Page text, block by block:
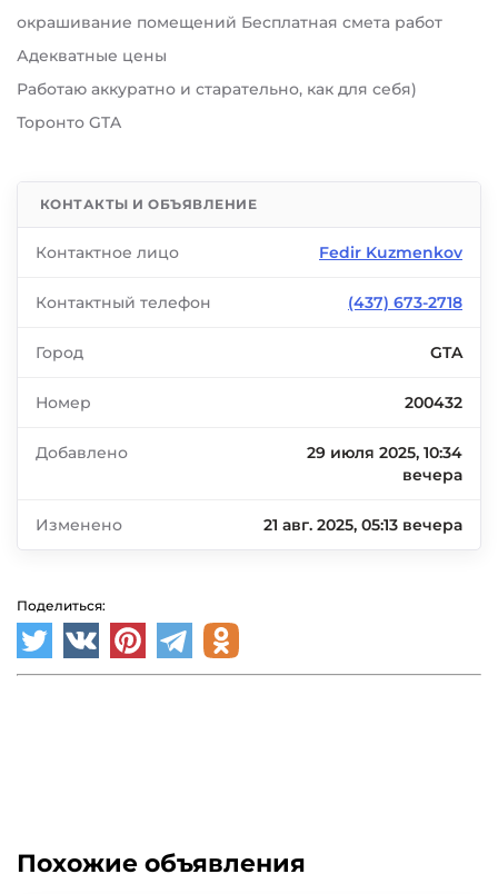
окрашивание помещений Бесплатная смета работ
Адекватные цены
Работаю аккуратно и старательно, как для себя)
Торонто GTA
КОНТАКТЫ И ОБЪЯВЛЕНИЕ
Контактное лицо Fedir Kuzmenkov
Контактный телефон (437) 673-2718
Город GTA
Номер 200432
Добавлено
29 июля 2025, 10:34
вечера
Изменено 21 авг. 2025, 05:13 вечера
Поделиться:
Похожие объявления